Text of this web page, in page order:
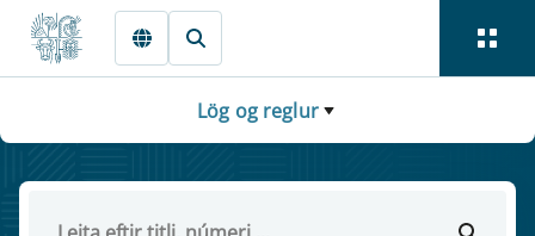
Fara beint í Meginmál
Lög og reglur